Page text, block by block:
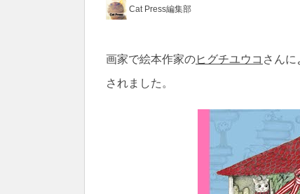
Cat Press編集部
画家で絵本作家のヒグチユウコ さん
されました。